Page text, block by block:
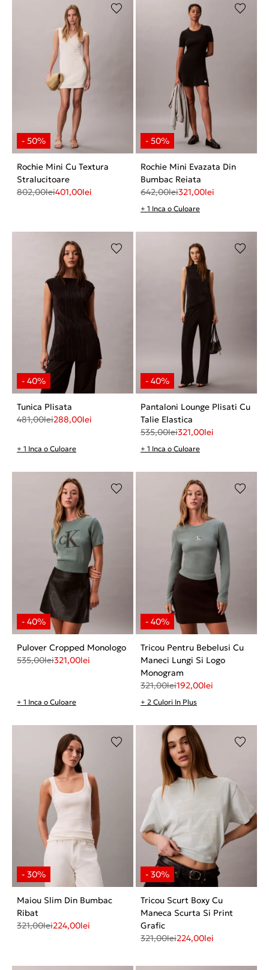
Rochie Mini Cu Textura
Stralucitoare
802,00lei401,00lei
Rochie Mini Evazata Din
Bumbac Reiata
642,00lei321,00lei
+ 1 Inca o Culoare
Tunica Plisata
481,00lei288,00lei
+ 1 Inca o Culoare
Pantaloni Lounge Plisati Cu
Talie Elastica
535,00lei321,00lei
+ 1 Inca o Culoare
Pulover Cropped Monologo
535,00lei321,00lei
+ 1 Inca o Culoare
Tricou Pentru Bebelusi Cu
Maneci Lungi Si Logo
Monogram
321,00lei192,00lei
+ 2 Culori In Plus
Maiou Slim Din Bumbac
Ribat
321,00lei224,00lei
Tricou Scurt Boxy Cu
Maneca Scurta Si Print
Grafic
321,00lei224,00lei